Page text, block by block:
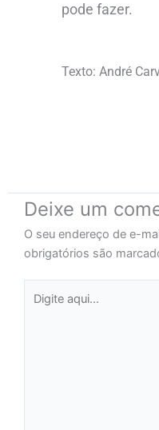
pode fazer.
Texto: André
Deixe um
O seu endereço de e-
obrigatórios são
aqui...